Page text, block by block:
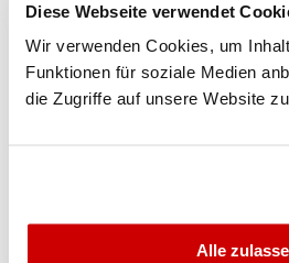
Diese Webseite verwendet
Wir verwenden Cookies, um
Funktionen für soziale Medien
die Zugriffe auf unsere Website
Alle
March 25, 2020